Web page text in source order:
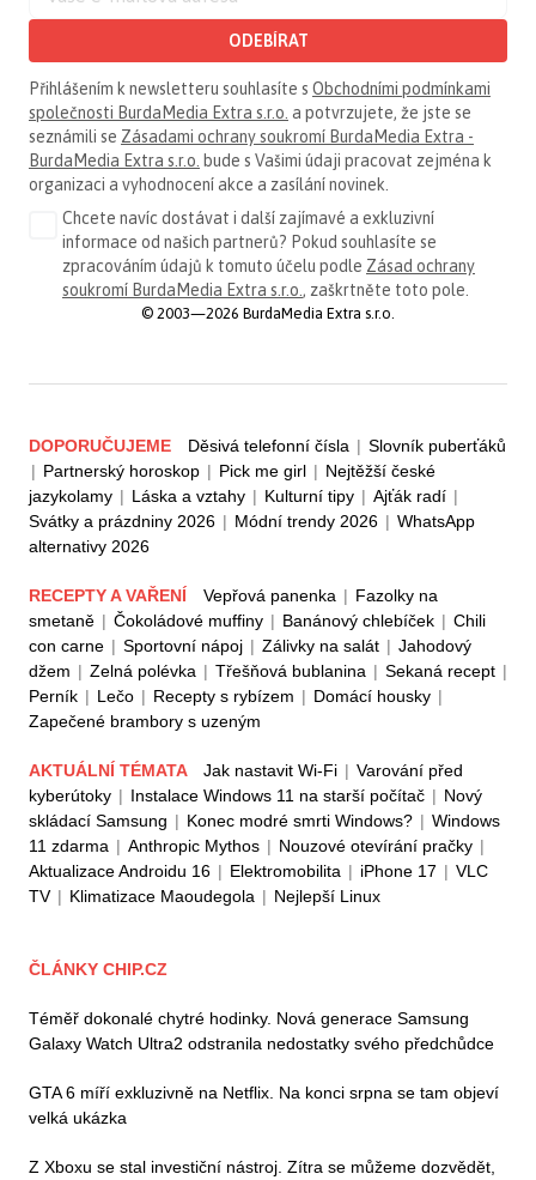
ODEBÍRAT
Přihlášením k newsletteru souhlasíte s Obchodními podmínkami
společnosti BurdaMedia Extra s.r.o. a potvrzujete, že jste se
seznámili se Zásadami ochrany soukromí BurdaMedia Extra -
BurdaMedia Extra s.r.o. bude s Vašimi údaji pracovat zejména k
organizaci a vyhodnocení akce a zasílání novinek.
Chcete navíc dostávat i další zajímavé a exkluzivní
informace od našich partnerů? Pokud souhlasíte se
zpracováním údajů k tomuto účelu podle Zásad ochrany
soukromí BurdaMedia Extra s.r.o. , zaškrtněte toto pole.
© 2003—2026 BurdaMedia Extra s.r.o.
DOPORUČUJEME Děsivá telefonní čísla | Slovník puberťáků
| Partnerský horoskop | Pick me girl | Nejtěžší české
jazykolamy | Láska a vztahy | Kulturní tipy | Ajťák radí |
Svátky a prázdniny 2026 | Módní trendy 2026 | WhatsApp
alternativy 2026
RECEPTY A VAŘENÍ Vepřová panenka | Fazolky na
smetaně | Čokoládové muffiny | Banánový chlebíček | Chili
con carne | Sportovní nápoj | Zálivky na salát | Jahodový
džem | Zelná polévka | Třešňová bublanina | Sekaná recept |
Perník | Lečo | Recepty s rybízem | Domácí housky |
Zapečené brambory s uzeným
AKTUÁLNÍ TÉMATA Jak nastavit Wi-Fi | Varování před
kyberútoky | Instalace Windows 11 na starší počítač | Nový
skládací Samsung | Konec modré smrti Windows? | Windows
11 zdarma | Anthropic Mythos | Nouzové otevírání pračky |
Aktualizace Androidu 16 | Elektromobilita | iPhone 17 | VLC
TV | Klimatizace Maoudegola | Nejlepší Linux
ČLÁNKY CHIP.CZ
Téměř dokonalé chytré hodinky. Nová generace Samsung
Galaxy Watch Ultra2 odstranila nedostatky svého předchůdce
GTA 6 míří exkluzivně na Netflix. Na konci srpna se tam objeví
velká ukázka
Z Xboxu se stal investiční nástroj. Zítra se můžeme dozvědět,